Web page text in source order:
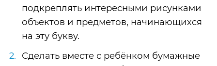
подкреплять интересными рисунками
объектов и предметов, начинающихся
на эту букву.
Сделать вместе с ребёнком бумажные